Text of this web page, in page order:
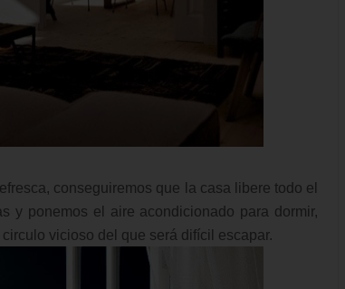
conseguiremos que la casa libere todo el
y ponemos el aire acondicionado para dormir,
vicioso del que será difícil escapar.